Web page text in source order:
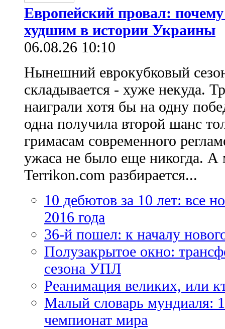
Европейский провал:
худшим в истории Украины
06.08.26 10:10
Нынешний еврокубковый
складывается - хуже некуда.
наиграли хотя бы на одну
одна получила второй шанс
гримасам современного
ужаса не было еще никогда. А
Terrikon.com разбирается...
10 дебютов за 10 лет: все
2016 года
36-й пошел: к началу
Полузакрытое окно:
сезона УПЛ
Реанимация великих, или
Малый словарь мундиаля:
чемпионат мира